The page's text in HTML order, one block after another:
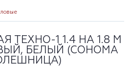
ТЕХНО-1 1.4 НА 1.8 М
БЕЛЫЙ (СОНОМА